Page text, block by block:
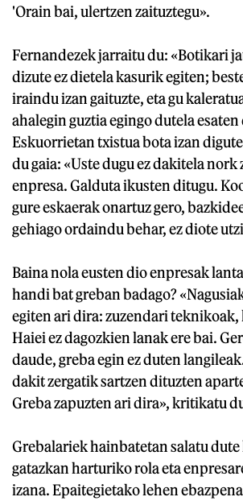
'Orain bai, ulertzen zaituztegu».
Fernandezek jarraitu du: «Botikari
dizute ez dietela kasurik egiten;
iraindu izan gaituzte, eta gu
ahalegin guztia egingo dutela esaten
Eskuorrietan txistua bota izan
du gaia: «Uste dugu ez dakitela nork
enpresa. Galduta ikusten ditugu.
gure eskaerak onartuz gero,
gehiago ordaindu behar, ez diote
Baina nola eusten dio enpresak
handi bat greban badago?
egiten ari dira: zuzendari
Haiei ez dagozkien lanak ere bai.
daude, greba egin ez duten
dakit zergatik sartzen dituzten
Greba zapuzten ari dira», kritikatu
Grebalariek hainbatetan salatu
gatazkan harturiko rola eta
izana. Epaitegietako lehen